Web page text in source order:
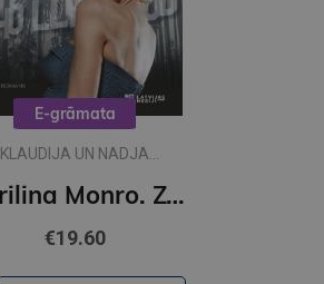
E-grāmata
KLAUDIJA UN NADJA
Merilina Monro. Zvaigzne pie Holivudas debesīm (e-grāmata)
€19.60